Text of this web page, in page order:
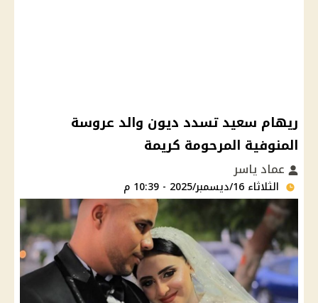
ريهام سعيد تسدد ديون والد عروسة
المنوفية المرحومة كريمة
عماد ياسر
الثلاثاء 16/ديسمبر/2025 - 10:39 م